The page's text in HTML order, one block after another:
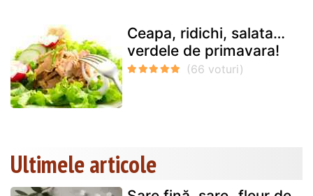
Ceapa, ridichi, salata…
verdele de primavara!
Ultimele articole